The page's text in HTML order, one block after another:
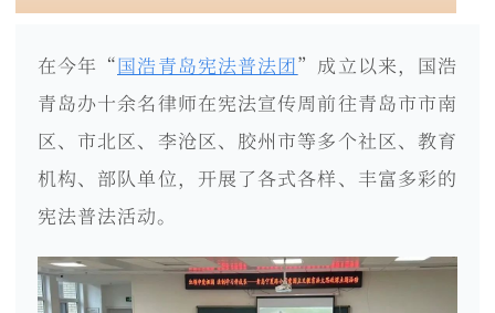
在今年“国浩青岛宪法普法团”成立以来，国浩
青岛办十余名律师在宪法宣传周前往青岛市市南
区、市北区、李沧区、胶州市等多个社区、教育
机构、部队单位，开展了各式各样、丰富多彩的
宪法普法活动。